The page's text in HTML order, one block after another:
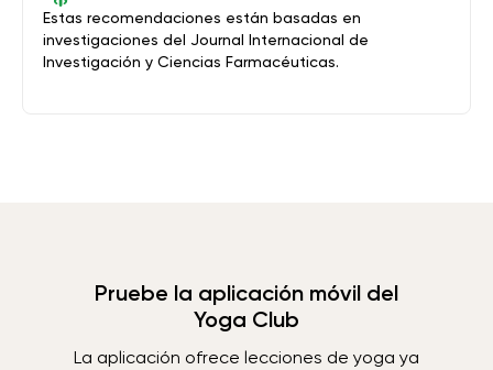
Estas recomendaciones están basadas en
investigaciones del Journal Internacional de
Investigación y Ciencias Farmacéuticas.
Pruebe la aplicación móvil del
Yoga Club
La aplicación ofrece lecciones de yoga ya